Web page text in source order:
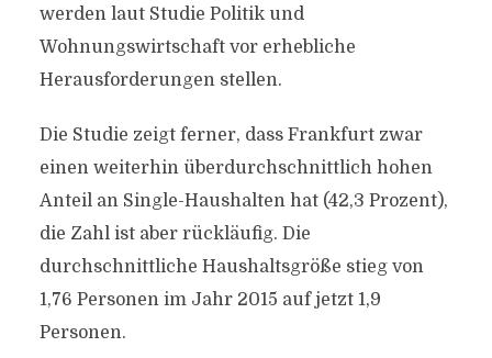
werden laut Studie Politik und
Wohnungswirtschaft vor erhebliche
Herausforderungen stellen.
Die Studie zeigt ferner, dass Frankfurt zwar
einen weiterhin überdurchschnittlich hohen
Anteil an Single-Haushalten hat (42,3 Prozent),
die Zahl ist aber rückläufig. Die
durchschnittliche Haushaltsgröße stieg von
1,76 Personen im Jahr 2015 auf jetzt 1,9
Personen.